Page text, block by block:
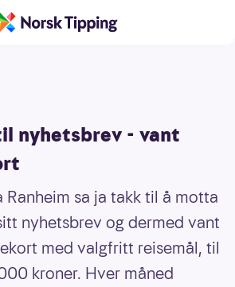
nyhetsbrev - vant
sa ja takk til å motta
nyhetsbrev og dermed vant
med valgfritt reisemål, til
kroner. Hver måned